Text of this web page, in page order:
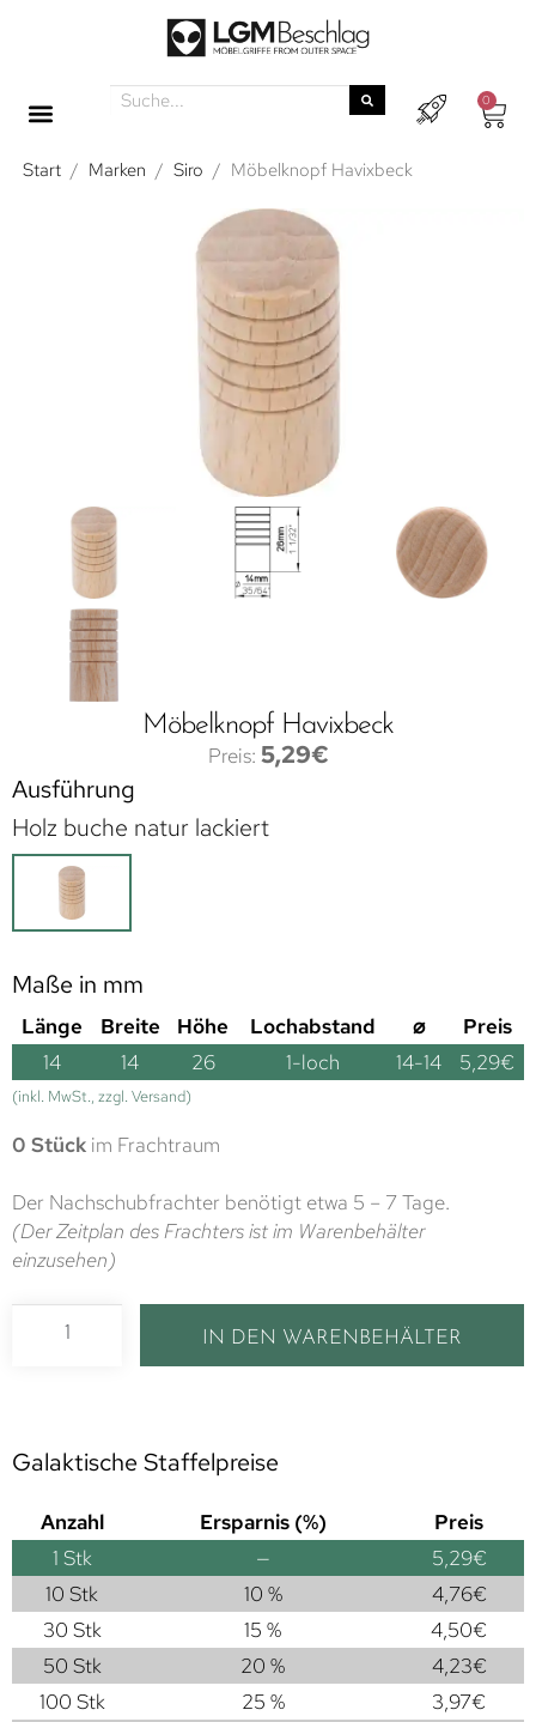
0
Start / Marken / Siro / Möbelknopf Havixbeck
Möbelknopf Havixbeck
5,29€
Ausführung
Holz buche natur lackiert
Maße in mm
Länge Breite Höhe Lochabstand ⌀
Preis
14
14 26 1-loch 14-14 5,29€
(inkl. MwSt., zzgl. Versand)
0 Stück im Frachtraum
Der Nachschubfrachter benötigt etwa 5 – 7 Tage.
(Der Zeitplan des Frachters ist im Warenbehälter
einzusehen)
IN DEN WARENBEHÄLTER
Galaktische Staffelpreise
Anzahl Ersparnis (%)
Preis
1 Stk — 5,29€
10 Stk
10 % 4,76€
30 Stk
15 % 4,50€
50 Stk
20 % 4,23€
100 Stk
25 % 3,97€